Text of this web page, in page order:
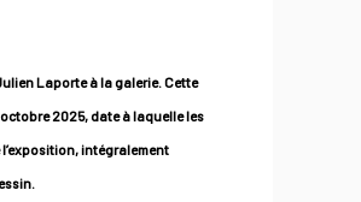
Laporte à la galerie. Cette
2025, date à laquelle les
intégralement